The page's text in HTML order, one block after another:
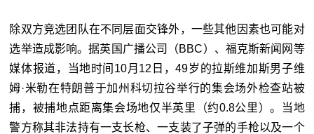
除双方竞选团队在不同层面交锋外，一些其他因素也可能对
选举造成影响。据英国广播公司（BBC）、福克斯新闻网等
媒体报道，当地时间10月12日，49岁的拉斯维加斯男子维
姆·米勒在特朗普于加州科切拉谷举行的集会场外检查站被
捕，被捕地点距离集会场地仅半英里（约0.8公里）。当地
警方称其非法持有一支长枪、一支装了子弹的手枪以及一个